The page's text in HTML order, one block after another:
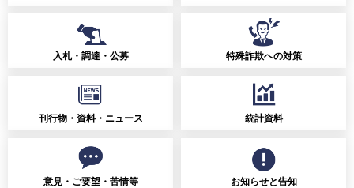
入札・調達・公募 特殊詐欺への対策
刊行物・資料・ニュース 統計資料
意見・ご要望・苦情等 お知らせと告知